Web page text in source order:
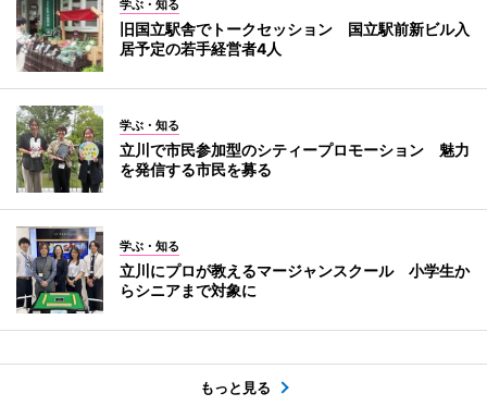
学ぶ・知る
旧国立駅舎でトークセッション 国立駅前新ビル入
居予定の若手経営者4人
学ぶ・知る
立川で市民参加型のシティープロモーション 魅力
を発信する市民を募る
学ぶ・知る
立川にプロが教えるマージャンスクール 小学生か
らシニアまで対象に
もっと見る